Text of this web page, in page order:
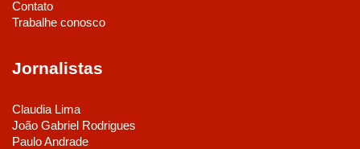
Contato
Trabalhe conosco
Jornalistas
Claudia Lima
João Gabriel Rodrigues
Paulo Andrade